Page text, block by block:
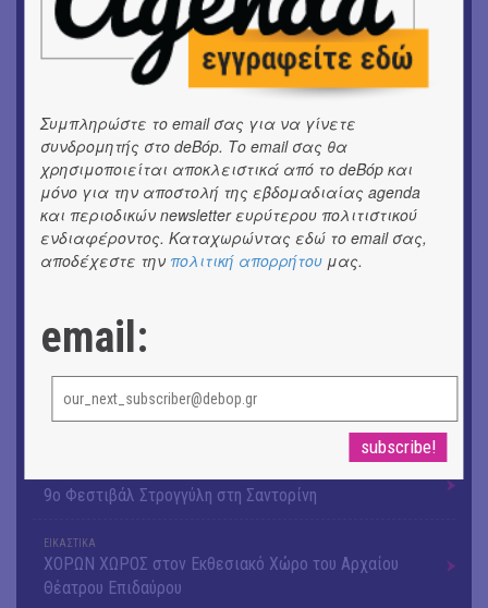
«ΑΗ ΛΑΟΣ» | Ένα σκηνικό ρέκβιεμ για την ήττα ενός
λαού
ΕΙΚΑΣΤΙΚΑ
Αργύρης Ραλλιάς | Λιτανεία
ΕΙΚΑΣΤΙΚΑ
Θανάσης Λάλας-Κώστας Τσόκλης - Συνομιλώντας με
εικόνες και λέξεις
Οι γαλλικές ταινίες του 16ου Athens Open Air Film
Festival
ΘΕΑΤΡΟ / ΧΟΡΟΣ
«Μήδεια» του Ευριπίδη | Σκην.: Nikita Milivojević
9o Φεστιβάλ Στρογγύλη στη Σαντορίνη
ΕΙΚΑΣΤΙΚΑ
ΧΟΡΩΝ ΧΩΡΟΣ στον Εκθεσιακό Χώρο του Αρχαίου
Θέατρου Επιδαύρου
Συμπληρώστε το email σας για να γίνετε
συνδρομητής στο deBόp. Το email σας θα
χρησιμοποιείται αποκλειστικά από το deBόp και
μόνο για την αποστολή της εβδομαδιαίας agenda
και περιοδικών newsletter ευρύτερου πολιτιστικού
ενδιαφέροντος. Καταχωρώντας εδώ το email σας,
αποδέχεστε την πολιτική απορρήτου μας.
email: